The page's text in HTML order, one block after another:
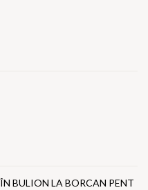
BULION LA BORCAN PENT